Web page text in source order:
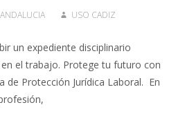
USO CADIZ
un expediente disciplinario
el trabajo. Protege tu futuro con
de Protección Jurídica Laboral. En